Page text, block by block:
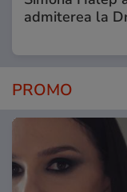
admiterea la
PROMO